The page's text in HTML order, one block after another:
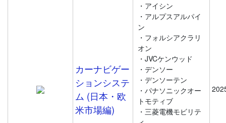
カーナビゲー
ションシステ
ム (日本・欧
米市場編)
・アイシン
・アルプスアルパイ
ン
・フォルシアクラリ
オン
・JVCケンウッド
・デンソー
・デンソーテン
・パナソニックオー
トモティブ
・三菱電機モビリテ